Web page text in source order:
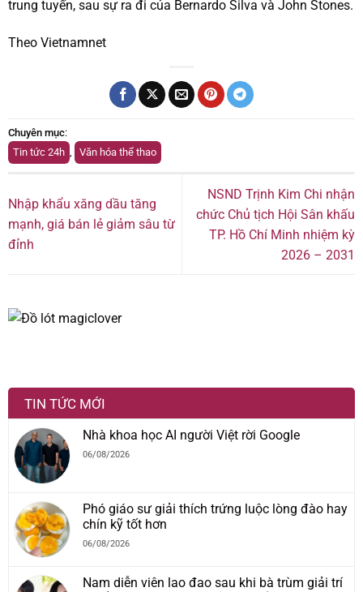
trung tuyến, sau sự ra đi của Bernardo Silva và John Stones.
Theo Vietnamnet
Chuyên mục:
Tin tức 24h
Văn hóa thể thao
Nhập khẩu xăng dầu tăng
mạnh, giá bán lẻ giảm sâu từ
đỉnh
NSND Trịnh Kim Chi nhận
chức Chủ tịch Hội Sân khấu
TP. Hồ Chí Minh nhiệm kỳ
2026 – 2031
TIN TỨC MỚI
Nhà khoa học AI người Việt rời Google
06/08/2026
Phó giáo sư giải thích trứng luộc lòng đào hay
chín kỹ tốt hơn
06/08/2026
Nam diễn viên lao đao sau khi bà trùm giải trí